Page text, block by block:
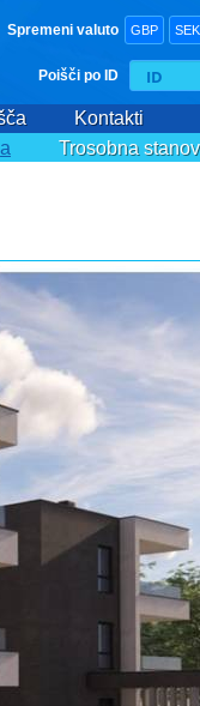
Spremeni valuto GBP SEK
Poišči po ID
Kontakti
Trosobna